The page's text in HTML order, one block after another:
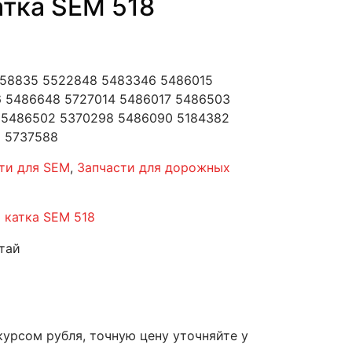
SEM 518
5522848 5483346 5486015
5727014 5486017 5486503
5370298 5486090 5184382
5737588
для SEM, Запчасти для дорожных
SEM 518
рубля, точную цену уточняйте у